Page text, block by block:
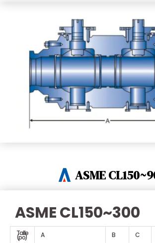
ASME
ASME CL150~300
Taille
(po) A B C